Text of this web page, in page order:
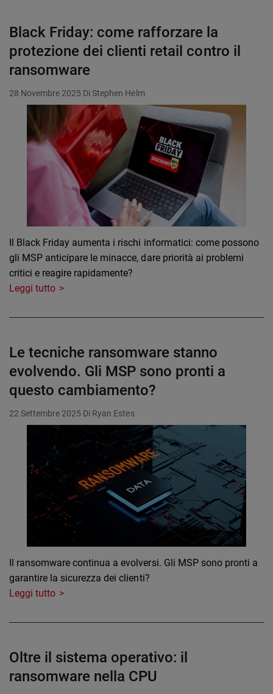
Black Friday: come rafforzare la
protezione dei clienti retail contro il
ransomware
28 Novembre 2025 Di Stephen Helm
Il Black Friday aumenta i rischi informatici: come possono
gli MSP anticipare le minacce, dare priorità ai problemi
critici e reagire rapidamente?
Leggi tutto
Le tecniche ransomware stanno
evolvendo. Gli MSP sono pronti a
questo cambiamento?
22 Settembre 2025 Di Ryan Estes
Il ransomware continua a evolversi. Gli MSP sono pronti a
garantire la sicurezza dei clienti?
Leggi tutto
Oltre il sistema operativo: il
ransomware nella CPU